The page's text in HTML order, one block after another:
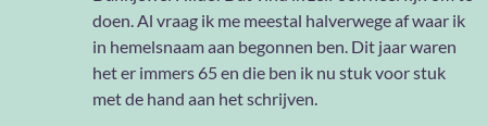
doen. Al vraag ik me meestal halverwege af waar ik
in hemelsnaam aan begonnen ben. Dit jaar waren
het er immers 65 en die ben ik nu stuk voor stuk
met de hand aan het schrijven.